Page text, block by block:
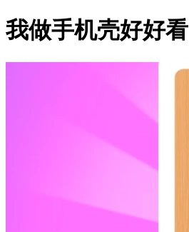
我做手机壳好好看